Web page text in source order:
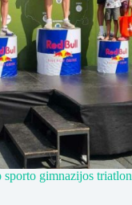
sporto gimnazijos